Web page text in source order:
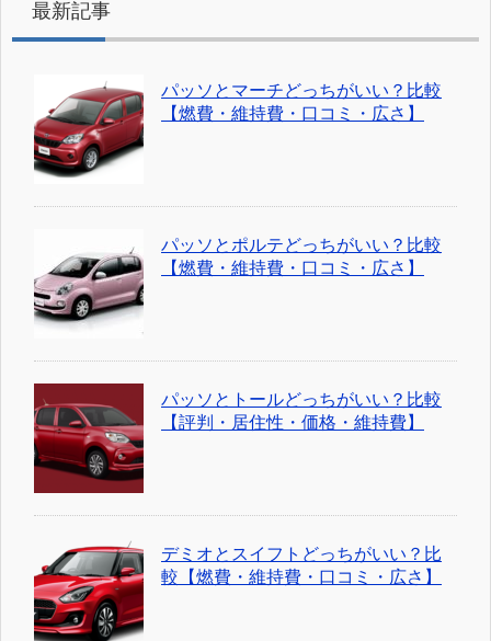
最新記事
パッソとマーチどっちがいい？比較
【燃費・維持費・口コミ・広さ】
パッソとポルテどっちがいい？比較
【燃費・維持費・口コミ・広さ】
パッソとトールどっちがいい？比較
【評判・居住性・価格・維持費】
デミオとスイフトどっちがいい？比
較【燃費・維持費・口コミ・広さ】